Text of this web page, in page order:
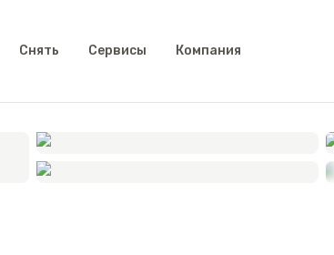
Снять Сервисы Компания